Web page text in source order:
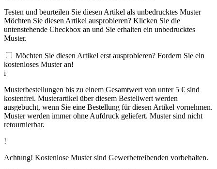
Testen und beurteilen Sie diesen Artikel als unbedrucktes Muster
Möchten Sie diesen Artikel ausprobieren? Klicken Sie die
untenstehende Checkbox an und Sie erhalten ein unbedrucktes
Muster.
Möchten Sie diesen Artikel erst ausprobieren? Fordern Sie ein
kostenloses Muster an!
i
Musterbestellungen bis zu einem Gesamtwert von unter 5 € sind
kostenfrei. Musterartikel über diesem Bestellwert werden
ausgebucht, wenn Sie eine Bestellung für diesen Artikel vornehmen.
Muster werden immer ohne Aufdruck geliefert. Muster sind nicht
retournierbar.
!
Achtung! Kostenlose Muster sind Gewerbetreibenden vorbehalten.